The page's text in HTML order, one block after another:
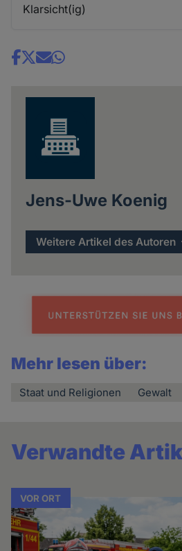
Klarsicht(ig)
Share
Jens-Uwe Koenig
Weitere Artikel des Autoren
Mehr lesen über:
Staat und Religionen Gewalt
Verwandte
VOR ORT